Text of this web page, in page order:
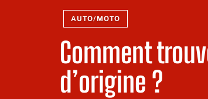
AUTO/MOTO
Comment
d’origine ?